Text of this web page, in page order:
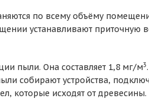
по всему объёму
устанавливают приточную
пыли. Она составляет 1,8 мг/м3
собирают устройства,
которые исходят от древесины.